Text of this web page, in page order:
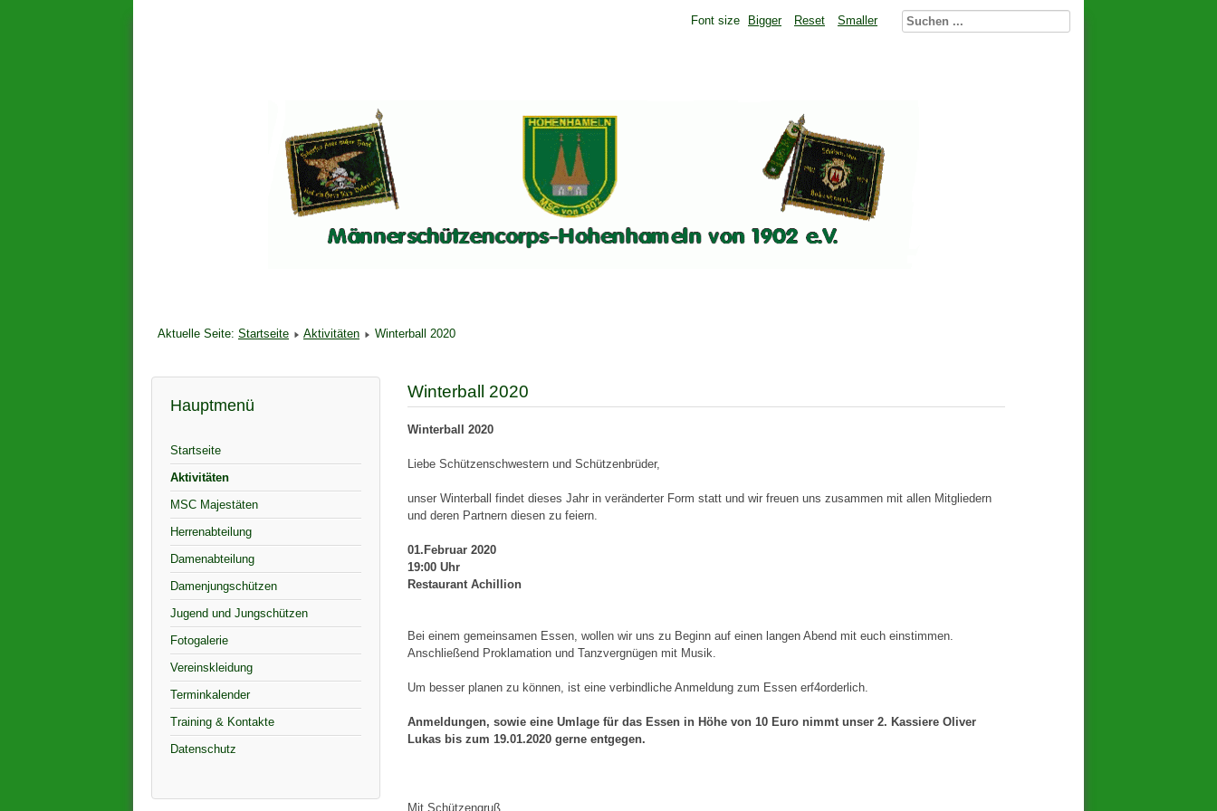
Font size Bigger Reset Smaller
Aktuelle Seite: Startseite Aktivitäten Winterball 2020
Hauptmenü
Startseite
Aktivitäten
MSC Majestäten
Herrenabteilung
Damenabteilung
Damenjungschützen
Jugend und Jungschützen
Fotogalerie
Vereinskleidung
Terminkalender
Training & Kontakte
Datenschutz
Winterball 2020
Winterball 2020
Liebe Schützenschwestern und Schützenbrüder,
unser Winterball findet dieses Jahr in veränderter Form statt und wir freuen uns zusammen mit allen Mitgliedern
und deren Partnern diesen zu feiern.
01.Februar 2020
19:00 Uhr
Restaurant Achillion
Bei einem gemeinsamen Essen, wollen wir uns zu Beginn auf einen langen Abend mit euch einstimmen.
Anschließend Proklamation und Tanzvergnügen mit Musik.
Um besser planen zu können, ist eine verbindliche Anmeldung zum Essen erf4orderlich.
Anmeldungen, sowie eine Umlage für das Essen in Höhe von 10 Euro nimmt unser 2. Kassiere Oliver
Lukas bis zum 19.01.2020 gerne entgegen.
Mit Schützengruß